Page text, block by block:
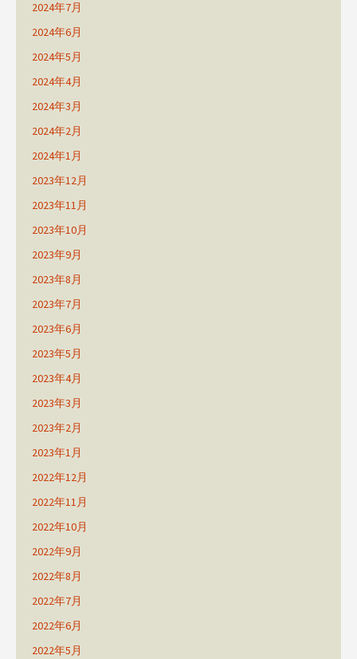
2024年7月
2024年6月
2024年5月
2024年4月
2024年3月
2024年2月
2024年1月
2023年12月
2023年11月
2023年10月
2023年9月
2023年8月
2023年7月
2023年6月
2023年5月
2023年4月
2023年3月
2023年2月
2023年1月
2022年12月
2022年11月
2022年10月
2022年9月
2022年8月
2022年7月
2022年6月
2022年5月